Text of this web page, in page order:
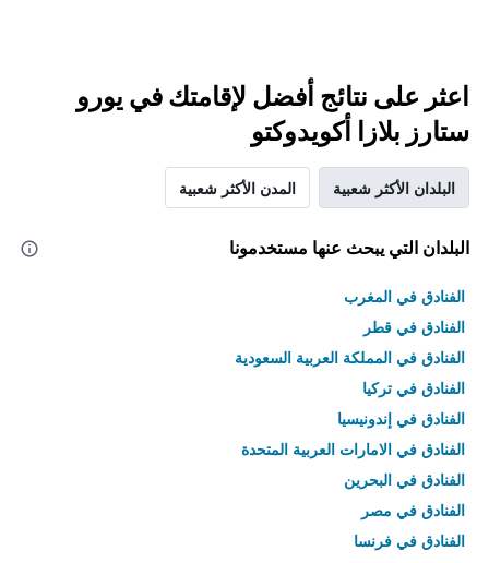
اعثر على نتائج أفضل لإقامتك في يورو
ستارز بلازا أكويدوكتو
البلدان الأكثر شعبية المدن الأكثر شعبية
البلدان التي يبحث عنها مستخدمونا
الفنادق في المغرب
الفنادق في قطر
الفنادق في المملكة العربية السعودية
الفنادق في تركيا
الفنادق في إندونيسيا
الفنادق في الامارات العربية المتحدة
الفنادق في البحرين
الفنادق في مصر
الفنادق في فرنسا